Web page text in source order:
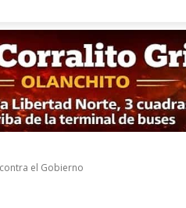
el Gobierno